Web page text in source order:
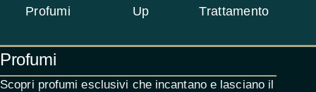
Profumi
Up
Trattamento
Profumi
Scopri profumi esclusivi che incantano e lasciano il